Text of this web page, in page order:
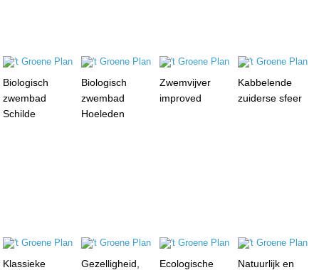
Biologisch
zwembad
Schilde
Biologisch
zwembad
Hoeleden
Zwemvijver
improved
Kabbelende
zuiderse sfeer
Klassieke
Gezelligheid,
Ecologische
Natuurlijk en